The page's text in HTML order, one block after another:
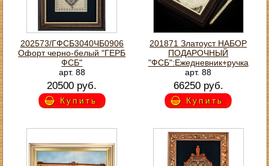
202573/ГФСБ3040ЧБ0906
Офорт черно-белый "ГЕРБ
ФСБ"
арт. 88
20500 руб.
Купить
201871 Златоуст НАБОР
ПОДАРОЧНЫЙ
"ФСБ":Ежедневник+ручка
арт. 88
66250 руб.
Купить